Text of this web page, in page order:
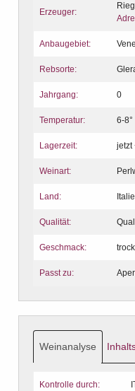
Erzeuger:
Anbaugebiet:
Rebsorte:
Jahrgang: 0
Temperatur: 6-8°
Lagerzeit: jetzt
Weinart:
Land:
Qualität:
Geschmack:
Passt zu:
Weinanalyse
Kontrolle durch: